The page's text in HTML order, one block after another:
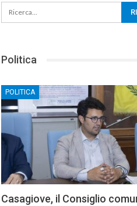
Politica
POLITICA
Casagiove, il Consiglio